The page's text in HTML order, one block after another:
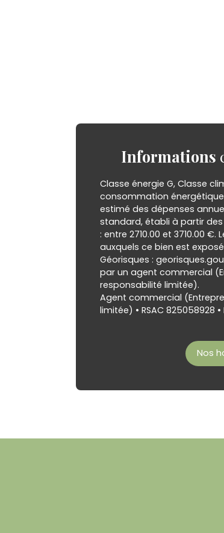
Informations
Classe énergie G, Classe
consommation
estimé des dépenses
standard, établi à partir des
: entre 2710.00 et 3710.00
auxquels ce bien est
Géorisques :
par un agent commercial
responsabilité limitée).
Agent commercial
limitée) • RSAC 825058928 •
Nos